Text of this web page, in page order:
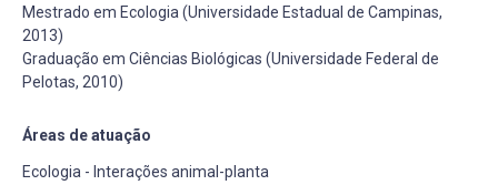
Mestrado em Ecologia (Universidade Estadual de Campinas,
2013)
Graduação em Ciências Biológicas (Universidade Federal de
Pelotas, 2010)
Áreas de atuação
Ecologia - Interações animal-planta